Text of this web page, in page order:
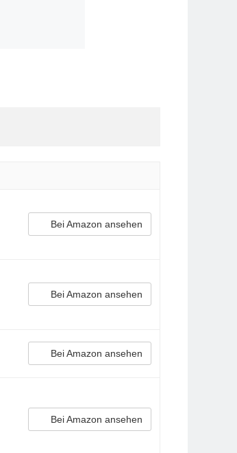
Bei Amazon ansehen
Bei Amazon ansehen
Bei Amazon ansehen
Bei Amazon ansehen